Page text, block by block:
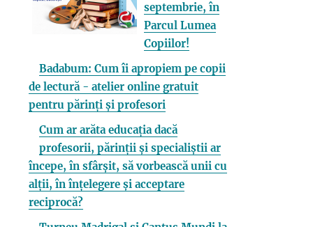
septembrie, în
Parcul Lumea
Copiilor!
Badabum: Cum îi apropiem pe copii
de lectură - atelier online gratuit
pentru părinți și profesori
Cum ar arăta educația dacă
profesorii, părinții și specialiștii ar
începe, în sfârșit, să vorbească unii cu
alții, în înțelegere și acceptare
reciprocă?